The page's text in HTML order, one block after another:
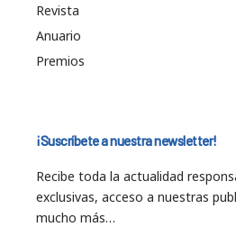
Revista
Anuario
Premios
¡Suscríbete a nuestra newsletter!
Recibe toda la actualidad
exclusivas, acceso a nuestras
mucho más…